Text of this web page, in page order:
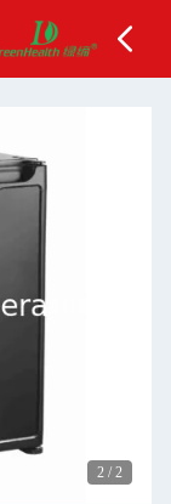
2
/
2